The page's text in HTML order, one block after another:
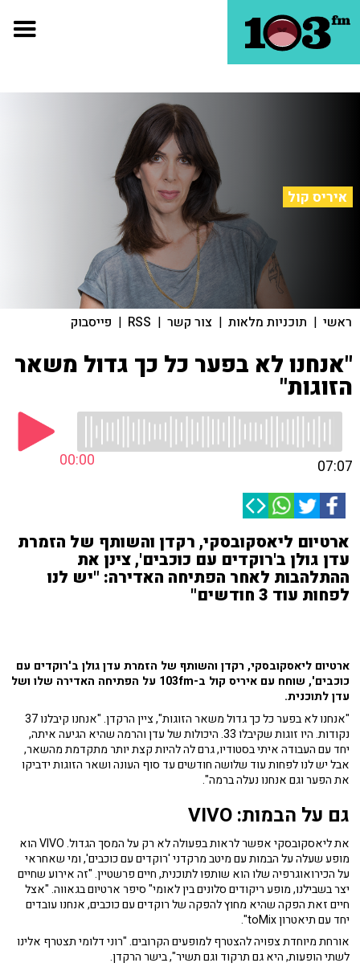
איריס קול
ראשי | תוכניות מלאות | צור קשר |
RSS
| פייסבוק
"אנחנו לא בפער כל כך גדול משאר
הזוגות"
00:00 07:07
ארטיום ליאסקובסקי, רקדן והשותף של הזמרת
עדן גולן ב'רוקדים עם כוכבים', צינן את
ההתלהבות לאחר הפתיחה האדירה: "יש לנו
לפחות עוד 3 חודשים"
ארטיום ליאסקובסקי, רקדן והשותף של הזמרת עדן גולן ב'רוקדים עם
כוכבים', שוחח עם איריס קול ב-103fm על הפתיחה האדירה שלו ושל
עדן לתוכנית.
"אנחנו לא בפער כל כך גדול משאר הזוגות", ציין הרקדן. "אנחנו קיבלנו 37
נקודות. היו זוגות שקיבלו 33. היכולות של עדן והרמה שהיא הגיעה איתה,
יחד עם העבודה איתי בסטודיו, גרם לה להיות קצת יותר מתקדמת מהשאר,
אבל יש לנו לפחות עוד שלושה חודשים עד סוף העונה ושאר הזוגות ידביקו
את הפער וגם אנחנו נעלה ברמה".
גם על הבמות: VIVO
את ליאסקובסקי אפשר לראות בפעולה לא רק על המסך הגדול. VIVO הוא
מופע שעלה על הבמות עם מיטב מרקדני 'רוקדים עם כוכבים', ומי שאחראי
על הכירואוגרפיה שלו הוא שותפו לתוכנית, חיים פרשטיין. "זה אירוע שחיים
יצר בשבילנו, מופע ריקודים סלונים בין לאומי" סיפר ארטיום בגאווה. "אצל
חיים זאת הפקה שהיא מחוץ להפקה של רוקדים עם כוכבים, אנחנו עובדים
יחד עם תיאטרון toMix".
אורחת מיוחדת צפויה להצטרף למופעים הקרובים. "רוני דלומי תצטרף אלינו
לשתי הופעות, היא גם תרקוד וגם תשיר", בישר הרקדן.